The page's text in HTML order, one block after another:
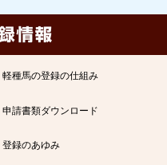
軽種馬の登録の仕組み
申請書類ダウンロード
登録のあゆみ